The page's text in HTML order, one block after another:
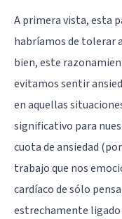
A primera vista, esta
habríamos de tolerar
bien, este
evitamos sentir
en aquellas
significativo para
cuota de ansiedad
trabajo que nos
cardíaco de sólo
estrechamente ligado